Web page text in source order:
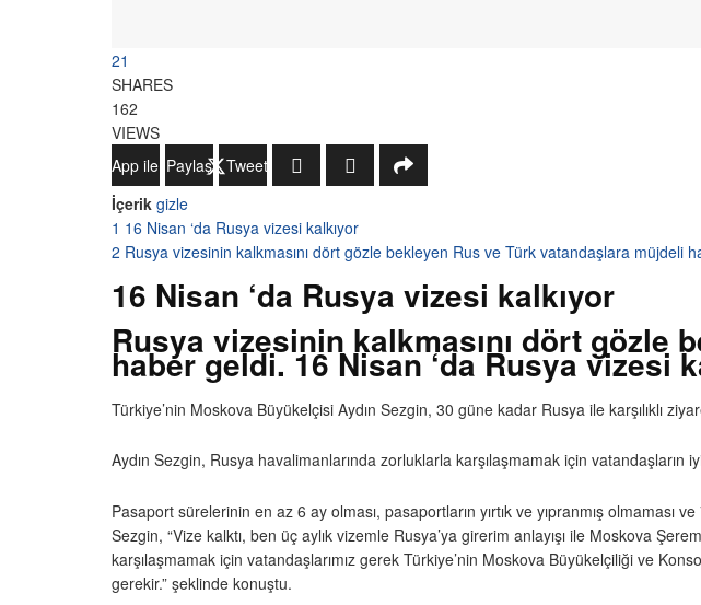
21
SHARES
162
VIEWS
WhatsApp ile Gönder
Paylaş
Tweetle
İçerik gizle
1 16 Nisan ‘da Rusya vizesi kalkıyor
2 Rusya vizesinin kalkmasını dört gözle bekleyen Rus ve Türk vatandaşlara müjdeli
16 Nisan ‘da Rusya vizesi kalkıyor
Rusya vizesinin kalkmasını dört gözle
haber geldi. 16 Nisan ‘da Rusya vizesi
Türkiye’nin Moskova Büyükelçisi Aydın Sezgin, 30 güne kadar Rusya ile karşılıklı
Aydın Sezgin, Rusya havalimanlarında zorluklarla karşılaşmamak için vatandaşların
Pasaport sürelerinin en az 6 ay olması, pasaportların yırtık ve yıpranmış olmaması
Sezgin, “Vize kalktı, ben üç aylık vizemle Rusya’ya girerim anlayışı ile Moskova
karşılaşmamak için vatandaşlarımız gerek Türkiye’nin Moskova Büyükelçiliği ve
gerekir.” şeklinde konuştu.